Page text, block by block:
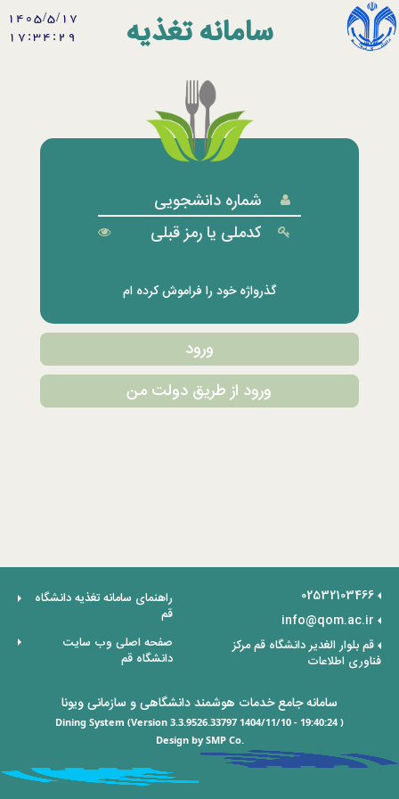
سامانه تغذیه
گذرواژه خود را فراموش کرده ام
ورود
ورود از طریق دولت من
۱۴۰۵/۵/۱۷
17:34:29
02532103466
info@qom.ac.ir
قم بلوار الغدیر دانشگاه قم مرکز
فناوری اطلاعات
راهنمای سامانه تغذیه دانشگاه
قم
صفحه اصلی وب سایت
دانشگاه قم
سامانه جامع خدمات هوشمند دانشگاهی و سازمانی ویونا
Dining System (Version 3.3.9526.33797 1404/11/10 - 19:40:24 )
Design by SMP Co.